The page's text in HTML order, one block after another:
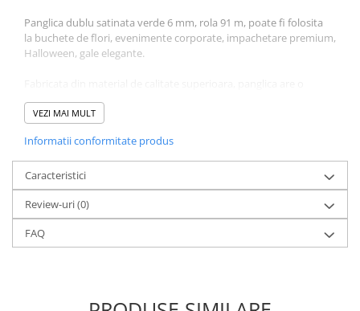
Panglica dublu satinata verde 6 mm, rola 91 m, poate fi folosita
la buchete de flori, evenimente corporate, impachetare premium,
Halloween, gale elegante.
textura moale, neteda si rezistenta la desfacere. Se preteaza la o
gama larga de utilizari: fundite si ambalaje pentru cadouri,
florale, proiecte de croitorie si accesorii fashion.
Disponibila în multiple latimi (6 mm, 9 mm, 16 mm, 22 mm, 28
mm, 38 mm) si o paleta bogata de culori, de la nuante clasice (alb,
ivory, negru) la tonuri pastelate sau vibrante.
Alte culori si latimi de panglici gasiti la categoria
satinata
VEZI MAI MULT
Informatii conformitate produs
Caracteristici
Review-uri(0)
FAQ